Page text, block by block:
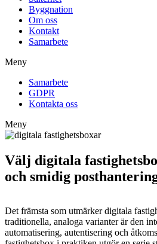
Byggnation
Om oss
Kontakt
Samarbete
Meny
Samarbete
GDPR
Kontakta oss
Meny
Välj digitala
och smidig
Det främsta som utmärker digitala
traditionella, analoga varianter är den
automatisering, autentisering och